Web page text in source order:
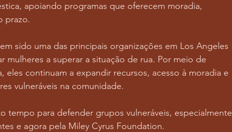
apoiando programas que oferecem moradia,
prazo.
sido uma das principais organizações em Los Angeles
mulheres a superar a situação de rua. Por meio de
eles continuam a expandir recursos, acesso à moradia e
vulneráveis ​​na comunidade.
tempo para defender grupos vulneráveis, especialmente
e agora pela Miley Cyrus Foundation.